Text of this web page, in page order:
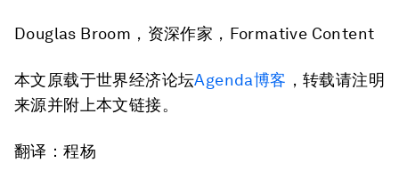
Douglas Broom，资深作家，Formative Content
本文原载于世界经济论坛Agenda博客 ，转载请注明
来源并附上本文链接。
翻译：程杨